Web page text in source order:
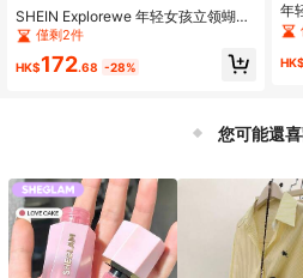
SHEIN Explorewe 年轻女孩立领蝴蝶
结刺绣撞色插肩袖毛衣和直筒裤两件
套
僅剩2件
HK$172.68 -28%
年
童
的
合
HK$
您可能還